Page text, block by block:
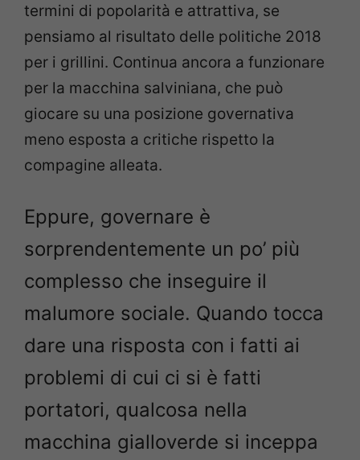
termini di popolarità e attrattiva, se
pensiamo al risultato delle politiche 2018
per i grillini. Continua ancora a funzionare
per la macchina salviniana, che può
giocare su una posizione governativa
meno esposta a critiche rispetto la
compagine alleata.
Eppure, governare è
sorprendentemente un po’ più
complesso che inseguire il
malumore sociale. Quando tocca
dare una risposta con i fatti ai
problemi di cui ci si è fatti
portatori, qualcosa nella
macchina gialloverde si inceppa